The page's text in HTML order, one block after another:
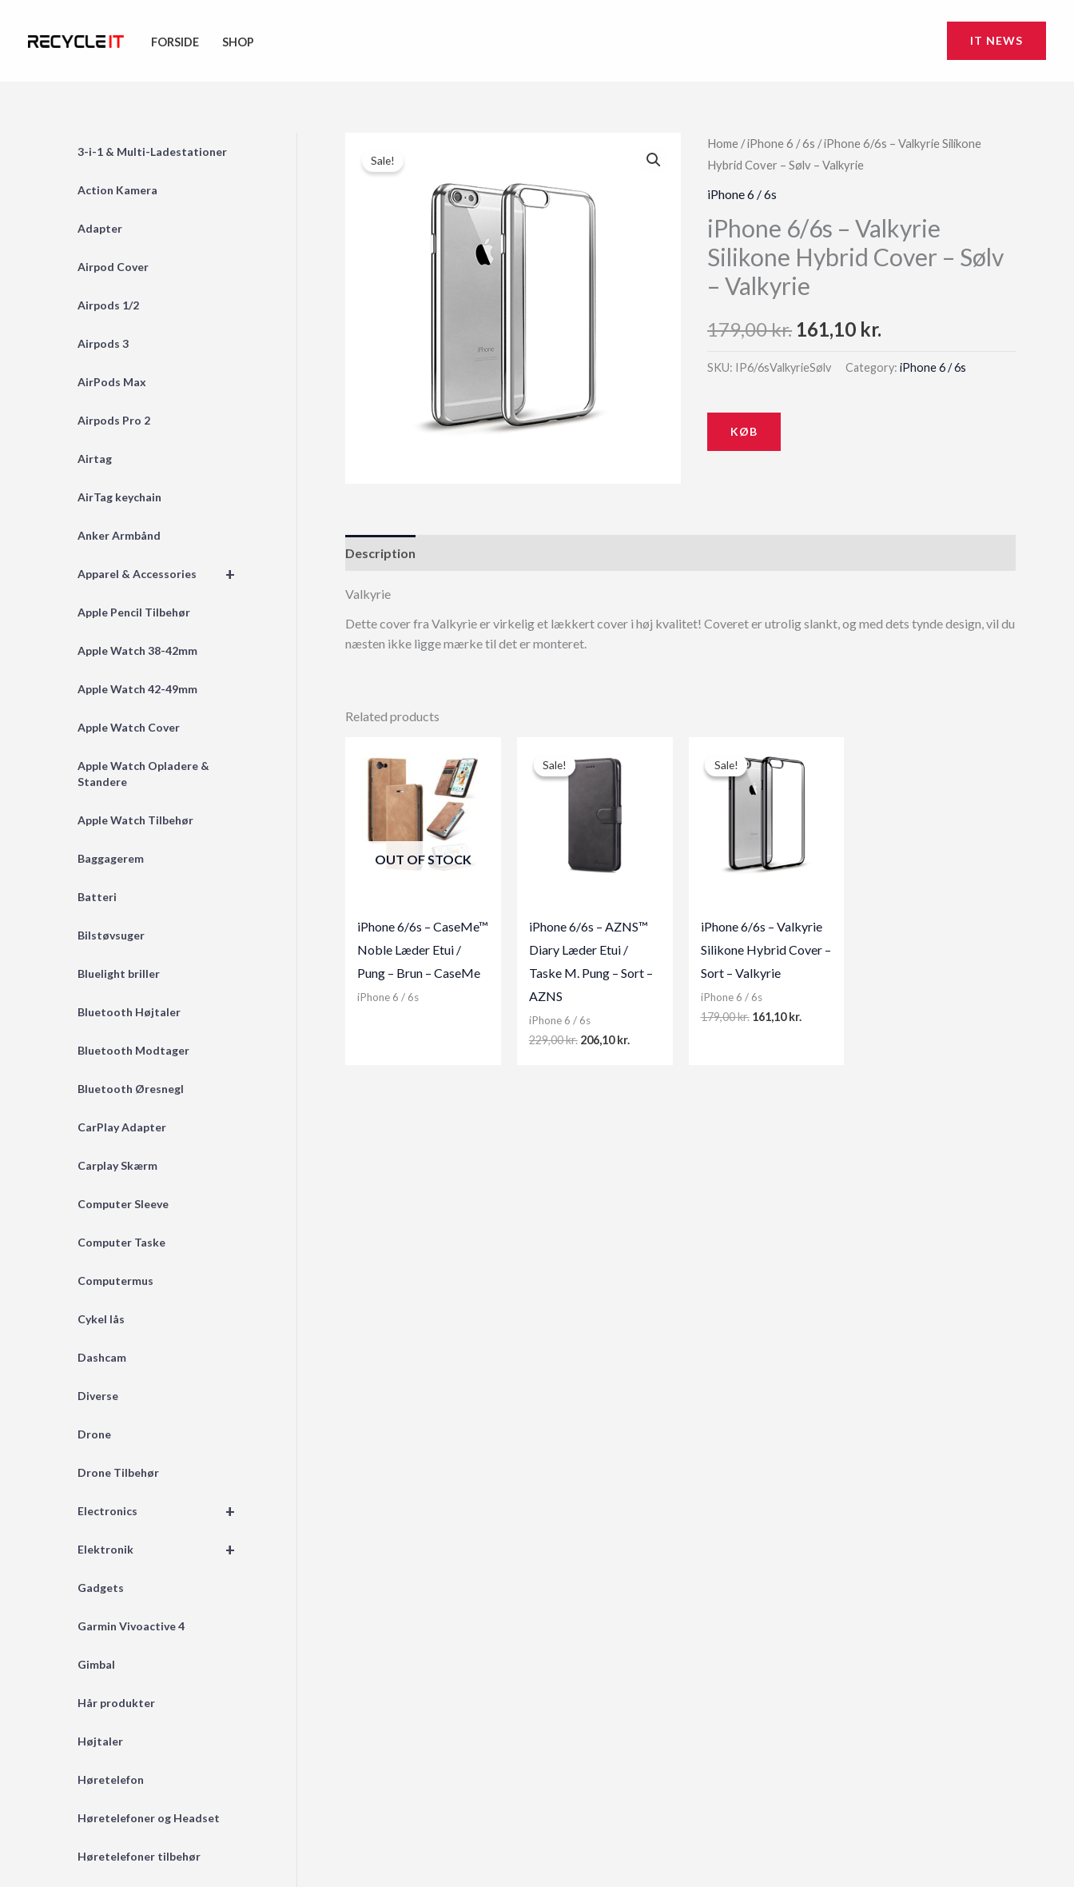
FORSIDE SHOP IT NEWS
3-i-1 & Multi-Ladestationer
Action Kamera
Adapter
Airpod Cover
Airpods 1/2
Airpods 3
AirPods Max
Airpods Pro 2
Airtag
AirTag keychain
Anker Armbånd
+
Apparel & Accessories
Apple Pencil Tilbehør
Apple Watch 38-42mm
Apple Watch 42-49mm
Apple Watch Cover
Apple Watch Opladere &
Standere
Apple Watch Tilbehør
Baggagerem
Batteri
Bilstøvsuger
Bluelight briller
Bluetooth Højtaler
Bluetooth Modtager
Bluetooth Øresnegl
CarPlay Adapter
Carplay Skærm
Computer Sleeve
Computer Taske
Computermus
Cykel lås
Dashcam
Diverse
Drone
Drone Tilbehør
+
Electronics
+
Elektronik
Gadgets
Garmin Vivoactive 4
Gimbal
Hår produkter
Højtaler
Høretelefon
Høretelefoner og Headset
Høretelefoner tilbehør
Sale!
Home /iPhone 6 / 6s / iPhone 6/6s – Valkyrie Silikone
Hybrid Cover – Sølv – Valkyrie
iPhone 6 / 6s
iPhone 6/6s – Valkyrie
Silikone Hybrid Cover – Sølv
– Valkyrie
179,00kr. Original
price
161,10 kr.
price
SKU: IP6/6sValkyrieSølv Category:iPhone 6 / 6s
KØB
Description
Valkyrie
Dette cover fra Valkyrie er virkelig et lækkert cover i høj kvalitet! Coveret er utrolig slankt, og med dets tynde design, vil du
næsten ikke ligge mærke til det er monteret.
Related products
OUT OF STOCK
iPhone 6/6s – CaseMe™
Noble Læder Etui /
Pung – Brun – CaseMe
iPhone 6 / 6s
Sale!
Sale!
iPhone 6/6s – AZNS™
Diary Læder Etui /
Taske M. Pung – Sort –
AZNS
iPhone 6 / 6s
229,00kr. Original
206,10kr.
Sale!
Sale!
iPhone 6/6s – Valkyrie
Silikone Hybrid Cover –
Sort – Valkyrie
iPhone 6 / 6s
179,00kr. Original
161,10kr.